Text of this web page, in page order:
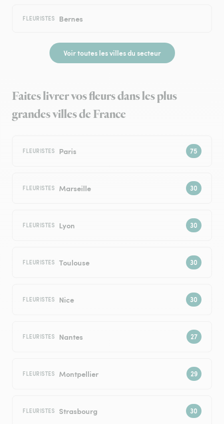
FLEURISTES Bernes
Voir toutes les villes du secteur
Faites livrer vos fleurs dans les plus
grandes villes de France
FLEURISTES Paris
FLEURISTES Marseille
FLEURISTES Lyon
FLEURISTES Toulouse
FLEURISTES Nice
FLEURISTES Nantes
FLEURISTES Montpellier
FLEURISTES Strasbourg